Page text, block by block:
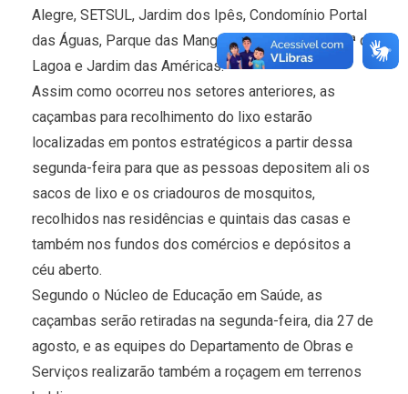
Alegre, SETSUL, Jardim dos Ipês, Condomínio Portal
das Águas, Parque das Mangueiras, Residencial 5ª da
Lagoa e Jardim das Américas.
Assim como ocorreu nos setores anteriores, as
caçambas para recolhimento do lixo estarão
localizadas em pontos estratégicos a partir dessa
segunda-feira para que as pessoas depositem ali os
sacos de lixo e os criadouros de mosquitos,
recolhidos nas residências e quintais das casas e
também nos fundos dos comércios e depósitos a
céu aberto.
Segundo o Núcleo de Educação em Saúde, as
caçambas serão retiradas na segunda-feira, dia 27 de
agosto, e as equipes do Departamento de Obras e
Serviços realizarão também a roçagem em terrenos